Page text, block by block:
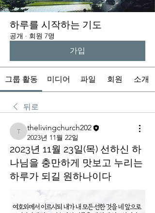
하루를 시작하는 기도
공개 · 회원 7명
가입
그룹 활동 미디어 파일 회원 소개
뒤로
thelivingchurch202
thelivingchurch202
2023년 11월 22일
2023년 11월 23일(목) 선하신 하
나님을 충만하게 맛보고 누리는
하루가 되길 원하나이다